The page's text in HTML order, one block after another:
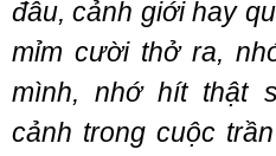
đâu, cảnh giới hay
mỉm cười thở ra,
mình, nhớ hít thật
cảnh trong cuộc